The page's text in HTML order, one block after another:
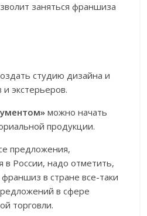
заняться франшиза
студию дизайна и
экстерьеров.
можно начать
продукции.
предложения,
России, надо отметить,
в стране все-таки
в сфере
торговли.